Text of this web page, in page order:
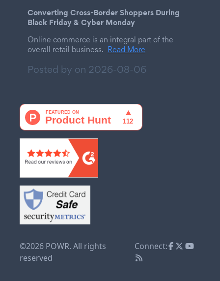
Converting Cross-Border Shoppers During
Black Friday & Cyber Monday
Online commerce is an integral part of the
overall retail business. Read More
Posted by on 2026-08-06
©2026 POWR. All rights
reserved
Connect: